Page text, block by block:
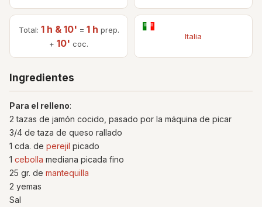
Total: 1 h & 10' = 1 h prep.
+ 10' coc.
Italia
Ingredientes
Para el relleno:
2 tazas de jamón cocido, pasado por la máquina de picar
3/4 de taza de queso rallado
1 cda. de perejil picado
1 cebolla mediana picada fino
25 gr. de mantequilla
2 yemas
Sal